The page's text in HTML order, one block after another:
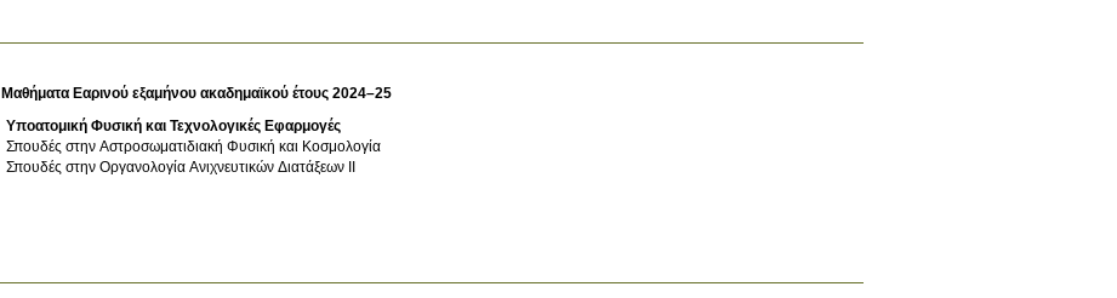
Μαθήματα Εαρινού εξαμήνου ακαδημαϊκού έτους 2024–25
Υποατομική Φυσική και Τεχνολογικές Εφαρμογές
Σπουδές στην Αστροσωματιδιακή Φυσική και Κοσμολογία
Σπουδές στην Οργανολογία Ανιχνευτικών Διατάξεων ΙΙ